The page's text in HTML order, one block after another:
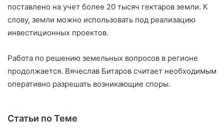
поставлено на учет более 20 тысяч гектаров земли. К
слову, земли можно использовать под реализацию
инвестиционных проектов.
Работа по решению земельных вопросов в регионе
продолжается. Вячеслав Битаров считает необходимым
оперативно разрешать возникающие споры.
Статьи по Теме